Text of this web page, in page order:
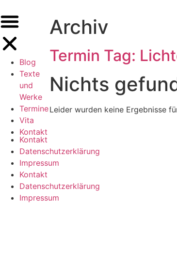
Blog
Texte
und
Werke
Termine
Vita
Kontakt
Archiv
Termin Tag:
Nichts
Leider wurden keine Ergebnisse
Kontakt
Datenschutzerklärung
Impressum
Kontakt
Datenschutzerklärung
Impressum